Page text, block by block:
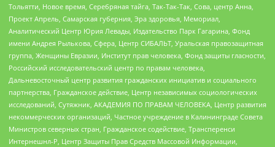
Тольятти, Новое время, Серебряная тайга, Так-Так-Так, Сова, центр Анна,
Проект Апрель, Самарская губерния, Эра здоровья, Мемориал,
Аналитический Центр Юрия Левады, Издательство Парк Гагарина, Фонд
имени Андрея Рылькова, Сфера, Центр СИБАЛЬТ, Уральская правозащитная
группа, Женщины Евразии, Институт прав человека, Фонд защиты гласности,
Российский исследовательский центр по правам человека,
Дальневосточный центр развития гражданских инициатив и социального
партнерства, Гражданское действие, Центр независимых социологических
исследований, Сутяжник, АКАДЕМИЯ ПО ПРАВАМ ЧЕЛОВЕКА, Центр развития
некоммерческих организаций, Частное учреждение в Калининграде Совета
Министров северных стран, Гражданское содействие, Трансперенси
Интернешнл-Р, Центр Защиты Прав Средств Массовой Информации,